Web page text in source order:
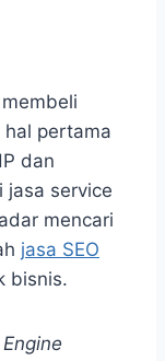
pertama
dan
jasa service
mencari
jasa SEO
bisnis.